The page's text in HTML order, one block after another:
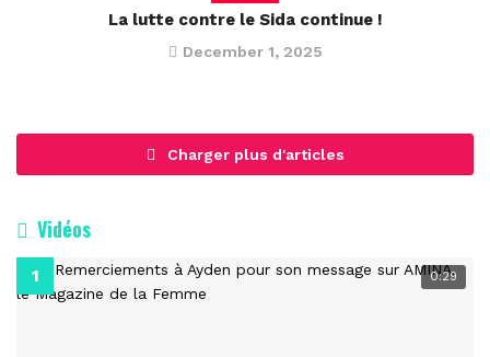
La lutte contre le Sida continue !
December 1, 2025
Charger plus d'articles
Vidéos
0:29